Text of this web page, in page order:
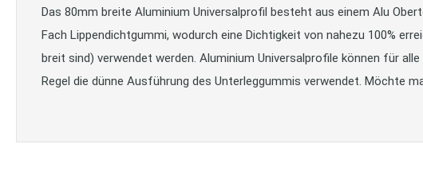
Das 80mm breite Aluminium Universalprofil besteht aus einem Alu
Fach Lippendichtgummi, wodurch eine Dichtigkeit von nahezu 100%
breit sind) verwendet werden. Aluminium Universalprofile können für
Regel die dünne Ausführung des Unterleggummis verwendet. Möchte